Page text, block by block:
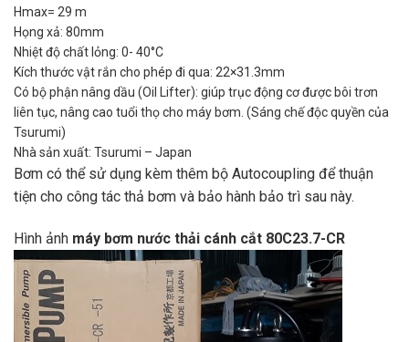
Hmax= 29 m
Họng xả: 80mm
Nhiệt độ chất lỏng: 0- 40°C
Kích thước vật rắn cho phép đi qua: 22×31.3mm
Có bộ phận nâng dầu (Oil Lifter): giúp trục động cơ được bôi trơn
liên tục, nâng cao tuổi thọ cho máy bơm. (Sáng chế độc quyền của
Tsurumi)
Nhà sản xuất: Tsurumi – Japan
Bơm có thể sử dụng kèm thêm bộ Autocoupling để thuận
tiện cho công tác thả bơm và bảo hành bảo trì sau này.
Hình ảnh máy bơm nước thải cánh cắt 80C23.7-CR